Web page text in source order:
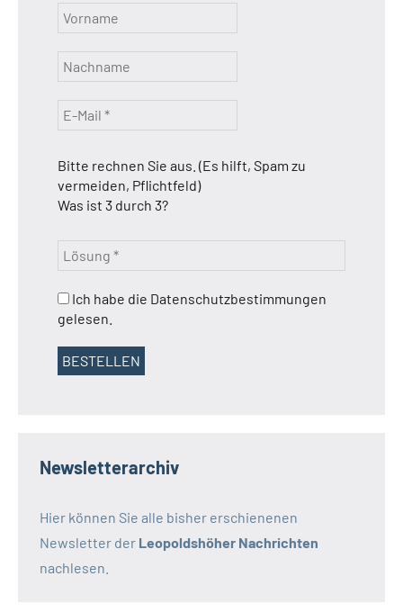
Bitte rechnen Sie aus. (Es hilft, Spam zu
vermeiden, Pflichtfeld)
Was ist 3 durch 3?
Ich habe die Datenschutzbestimmungen
gelesen.
Newsletterarchiv
Hier können Sie alle bisher erschienenen
Newsletter der Leopoldshöher Nachrichten
nachlesen.